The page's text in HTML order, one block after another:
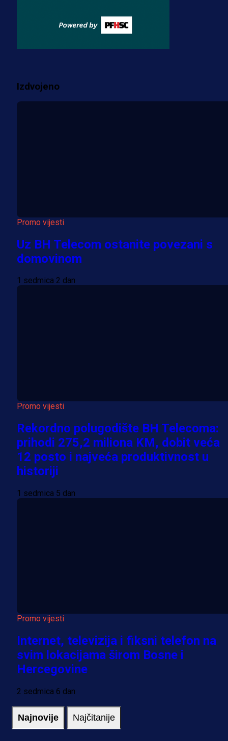
za pranje novca, pretresaju
prostorije FK Borac!
Izdvojeno
Promo vijesti
Uz BH Telecom ostanite povezani s
domovinom
1 sedmica 2 dan
Promo vijesti
Rekordno polugodište BH Telecoma:
prihodi 275,2 miliona KM, dobit veća
12 posto i najveća produktivnost u
historiji
1 sedmica 5 dan
Promo vijesti
Internet, televizija i fiksni telefon na
svim lokacijama širom Bosne i
Hercegovine
2 sedmica 6 dan
Najnovije Najčitanije